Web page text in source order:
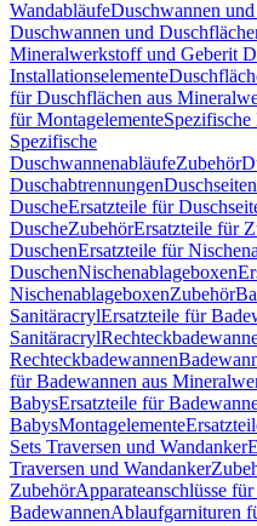
WandabläufeDuschwannen
Duschwannen und
Mineralwerkstoff und Geberit
Installationselemente
für Duschflächen aus
für Montagelemente
Spezifische
DuschwannenabläufeZubehör
Duschabtrennungen
DuscheErsatzteile für
DuscheZubehörErsatzteile für
DuschenErsatzteile für
DuschenNischenablageboxen
NischenablageboxenZubehör
SanitäracrylErsatzteile für
Sanitäracryl
Rechteckbadewannen
für Badewannen aus
BabysErsatzteile für
BabysMontagelemente
Sets Traversen und Wandanker
Traversen und Wandanker
ZubehörApparateanschlüsse
BadewannenAblaufgarnituren